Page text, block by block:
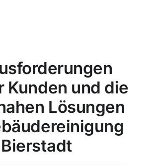
Kunden und die
Lösungen
Bierstadt